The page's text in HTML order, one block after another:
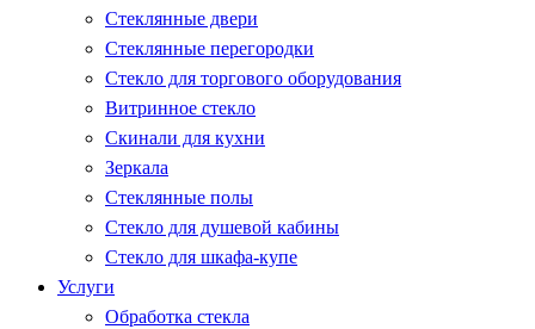
Стеклянные двери
Стеклянные перегородки
Стекло для торгового оборудования
Витринное стекло
Скинали для кухни
Зеркала
Стеклянные полы
Стекло для душевой кабины
Стекло для шкафа-купе
Услуги
Обработка стекла